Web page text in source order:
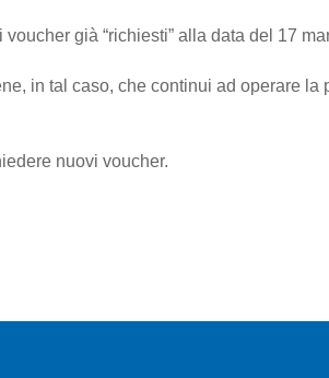
già “richiesti” alla data del 17
in tal caso, che continui ad operare
nuovi voucher.